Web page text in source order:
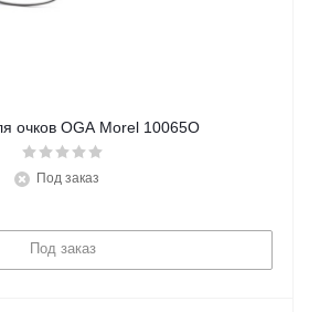
очков OGA Morel 10065O
Под заказ
Под заказ